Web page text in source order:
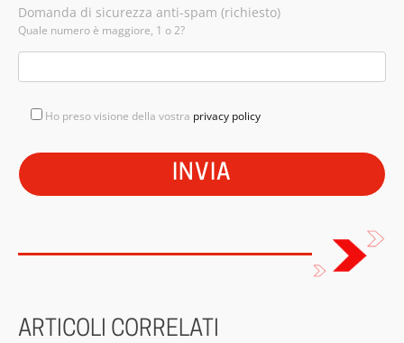
Domanda di sicurezza anti-spam (richiesto)
Quale numero è maggiore, 1 o 2?
Ho preso visione della vostra privacy policy
ARTICOLI CORRELATI